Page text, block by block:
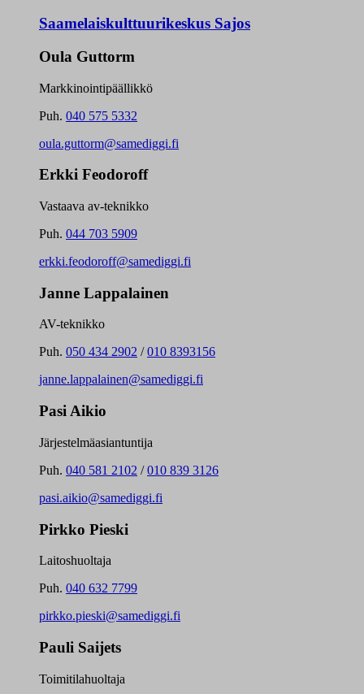
Saamelaiskulttuurikeskus Sajos
Oula Guttorm
Markkinointipäällikkö
Puh. 040 575 5332
oula.guttorm@samediggi.fi
Erkki Feodoroff
Vastaava av-teknikko
Puh. 044 703 5909
erkki.feodoroff@samediggi.fi
Janne Lappalainen
AV-teknikko
Puh. 050 434 2902 /010 8393156
janne.lappalainen@samediggi.fi
Pasi Aikio
Järjestelmäasiantuntija
Puh. 040 581 2102 /010 839 3126
pasi.aikio@samediggi.fi
Pirkko Pieski
Laitoshuoltaja
Puh. 040 632 7799
pirkko.pieski@samediggi.fi
Pauli Saijets
Toimitilahuoltaja